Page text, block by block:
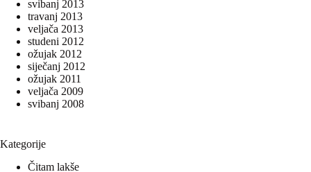
svibanj 2013
travanj 2013
veljača 2013
studeni 2012
ožujak 2012
siječanj 2012
ožujak 2011
veljača 2009
svibanj 2008
Kategorije
Čitam lakše